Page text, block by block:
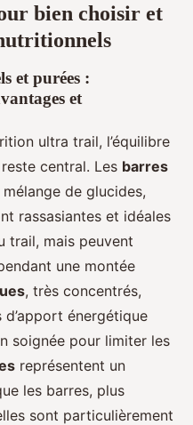
bien choisir et
et purées :
et
ultra trail, l’équilibre
central. Les barres
de glucides,
rassasiantes et idéales
trail, mais peuvent
une montée
, très concentrés,
énergétique
soignée pour limiter les
représentent un
les barres, plus
sont particulièrement